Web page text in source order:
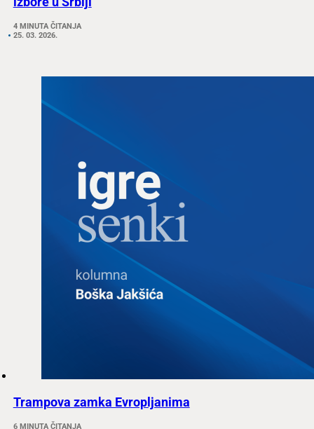
4 MINUTA ČITANJA
25. 03. 2026.
Trampova zamka Evropljanima
6 MINUTA ČITANJA